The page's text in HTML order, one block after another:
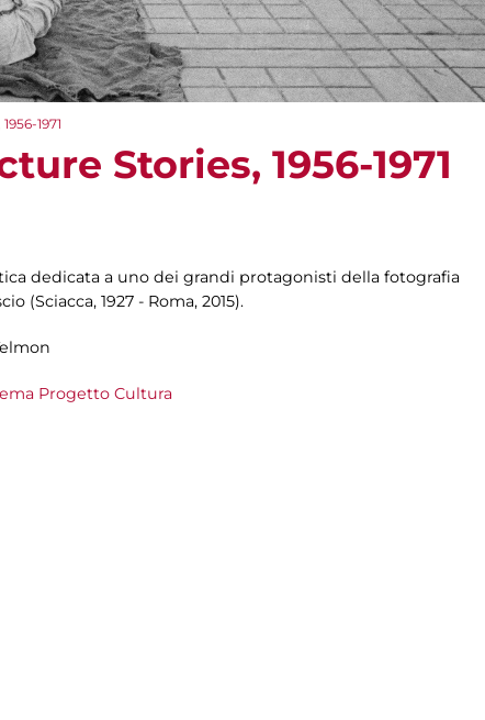
1971
Stories, 1956-1971
dedicata a uno dei grandi protagonisti della fotografia
(Sciacca, 1927 - Roma, 2015).
Progetto Cultura